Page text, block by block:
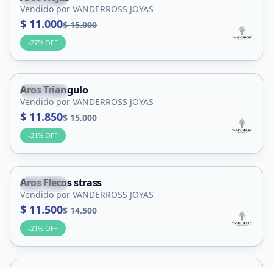
Vendido por VANDERROSS JOYAS
$ 11.000$ 15.000
-27% OFF
Capital
Aros Triangulo
Vendido por VANDERROSS JOYAS
$ 11.850$ 15.000
-21% OFF
Capital
Aros Flecos strass
Vendido por VANDERROSS JOYAS
$ 11.500$ 14.500
-21% OFF